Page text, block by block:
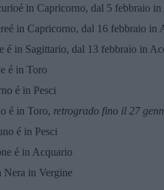
in Capricorno, dal 5 febbraio
in Capricorno, dal 16 febbraio in
é in Sagittario, dal 13 febbraio in
é in Toro
é in Pesci
é in Toro, retrogrado fino il 27
é in Pesci
é in Acquario
Nera in Vergine